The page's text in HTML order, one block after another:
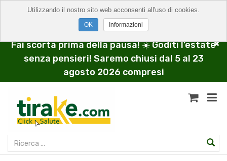
Fai scorta prima della pausa! ☀️ Goditi l’estate
senza pensieri! Saremo chiusi dal 5 al 23
agosto 2026 compresi
Utilizzando il nostro sito web acconsenti all'uso di cookies.
Informazioni